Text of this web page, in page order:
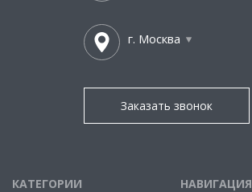
г. Москва
Заказать звонок
КАТЕГОРИИ НАВИГАЦИЯ